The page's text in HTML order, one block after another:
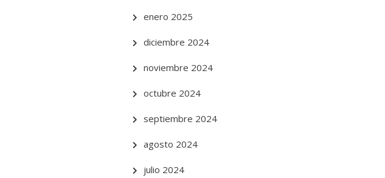
enero 2025
diciembre 2024
noviembre 2024
octubre 2024
septiembre 2024
agosto 2024
julio 2024